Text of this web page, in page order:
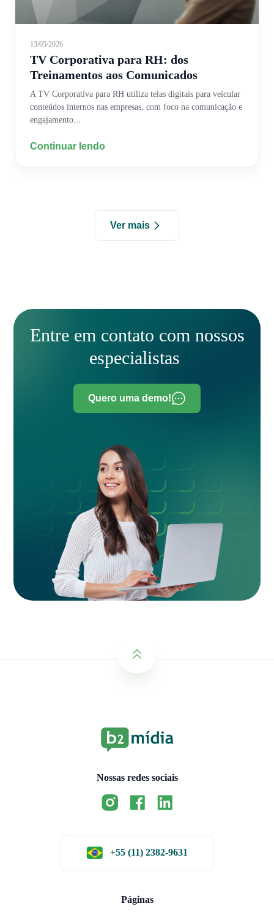
Ver mais
13/05/2026
TV Corporativa para RH: dos
Treinamentos aos Comunicados
A TV Corporativa para RH utiliza telas digitais para veicular
conteúdos internos nas empresas, com foco na comunicação e
engajamento...
Continuar lendo
Entre em contato com nossos
especialistas
Quero uma demo!
Nossas redes sociais
Páginas
+55 (11) 2382-9631